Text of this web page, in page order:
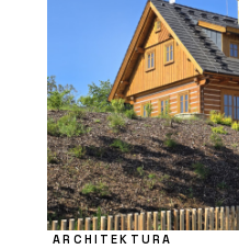
ARCHITEKTURA